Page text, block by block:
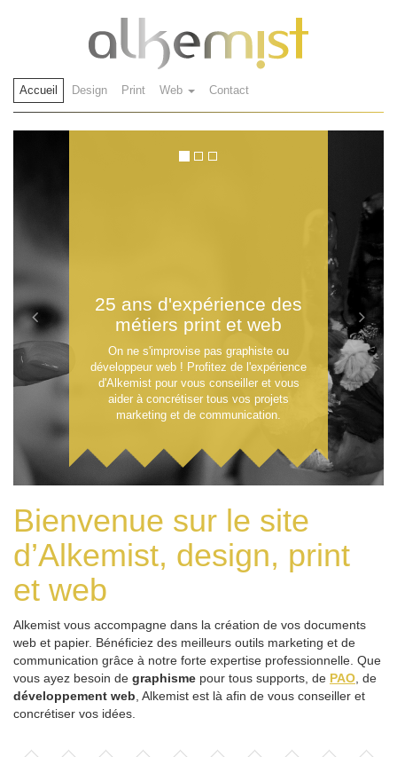
Accueil Design Print Web Contact
25 ans d'expérience des
métiers print et web
On ne s'improvise pas graphiste ou
développeur web ! Profitez de l'expérience
d'Alkemist pour vous conseiller et vous
aider à concrétiser tous vos projets
marketing et de communication.
Bienvenue sur le site
d’Alkemist, design, print
et web
Alkemist vous accompagne dans la création de vos documents
web et papier. Bénéficiez des meilleurs outils marketing et de
communication grâce à notre forte expertise professionnelle. Que
vous ayez besoin de graphisme pour tous supports, de PAO , de
développement web , Alkemist est là afin de vous conseiller et
concrétiser vos idées.